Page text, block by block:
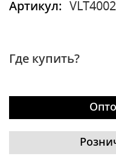
Артикул:
Где купить?